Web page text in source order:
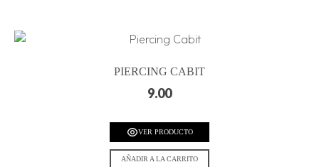
PIERCING CABIT
9.00
VER PRODUCTO
AÑADIR A LA CARRITO